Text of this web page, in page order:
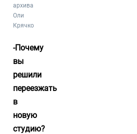
архива
Оли
Крячко
-Почему
вы
решили
переезжать
в
новую
студию?